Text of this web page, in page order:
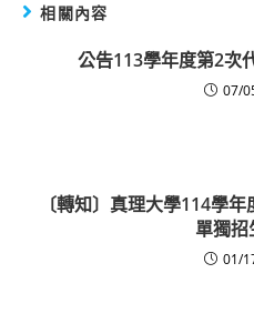
相關內容
公告113學年度第2次
07/
〔轉知〕真理大學114學
單獨
01/